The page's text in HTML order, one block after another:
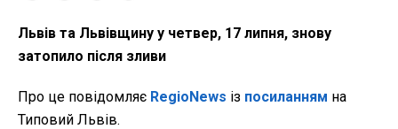
Львів та Львівщину у четвер, 17 липня, знову
затопило після зливи
Про це повідомляє RegioNews із посиланням на
Типовий Львів.